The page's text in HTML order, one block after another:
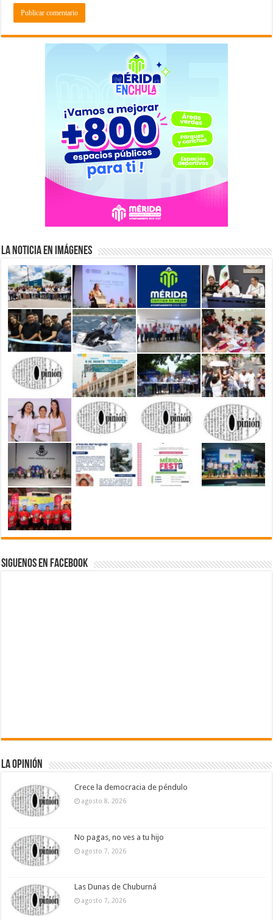
La Noticia en Imágenes
Siguenos en Facebook
La Opinión
Crece la democracia de péndulo
agosto 8, 2026
No pagas, no ves a tu hijo
agosto 7, 2026
Las Dunas de Chuburná
agosto 7, 2026